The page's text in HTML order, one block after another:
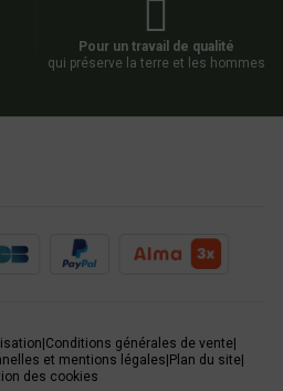
Pour un travail de qualité
qui préserve la terre et les hommes
Conditions générales de vente|
et mentions légales Plan du site|
des cookies